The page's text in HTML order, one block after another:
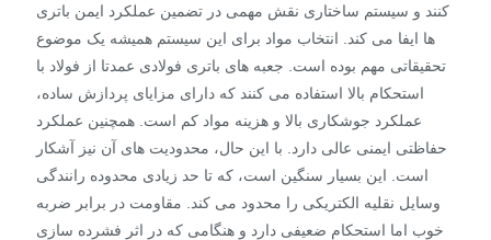
کنند و سیستم ساختاری نقش مهمی در تضمین عملکرد ایمن باتری
ها ایفا می کند. انتخاب مواد برای این سیستم همیشه یک موضوع
تحقیقاتی مهم بوده است. جعبه های باتری فولادی عمدتا از فولاد با
استحکام بالا استفاده می کنند که دارای مزایای پردازش ساده،
عملکرد جوشکاری بالا و هزینه مواد کم است. همچنین عملکرد
حفاظتی ایمنی عالی دارد. با این حال، محدودیت های آن نیز آشکار
است. این بسیار سنگین است، که تا حد زیادی محدوده رانندگی
وسایل نقلیه الکتریکی را محدود می کند. مقاومت در برابر ضربه
خوب اما استحکام ضعیفی دارد و هنگامی که در اثر فشرده سازی